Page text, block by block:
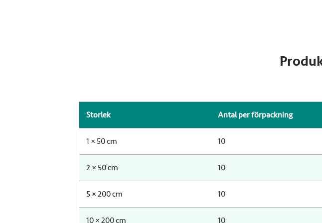
Storlek Antal per förpackning
1 × 50 cm 10
2 × 50 cm 10
5 × 200 cm 10
10 × 200 cm 10